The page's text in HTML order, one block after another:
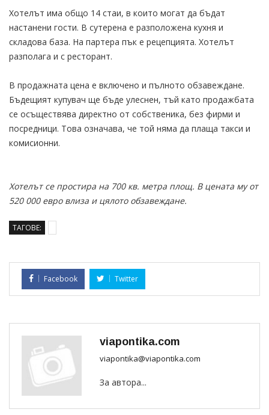
Хотелът има общо 14 стаи, в които могат да бъдат
настанени гости. В сутерена е разположена кухня и
складова база. На партера пък е рецепцията. Хотелът
разполага и с ресторант.
В продажната цена е включено и пълното обзавеждане.
Бъдещият купувач ще бъде улеснен, тъй като продажбата
се осъществява директно от собственика, без фирми и
посредници. Това означава, че той няма да плаща такси и
комисионни.
Хотелът се простира на 700 кв. метра площ. В цената му от
520 000 евро влиза и цялото обзавеждане.
ТАГОВЕ:
Facebook Twitter
viapontika.com
viapontika@viapontika.com
За автора...